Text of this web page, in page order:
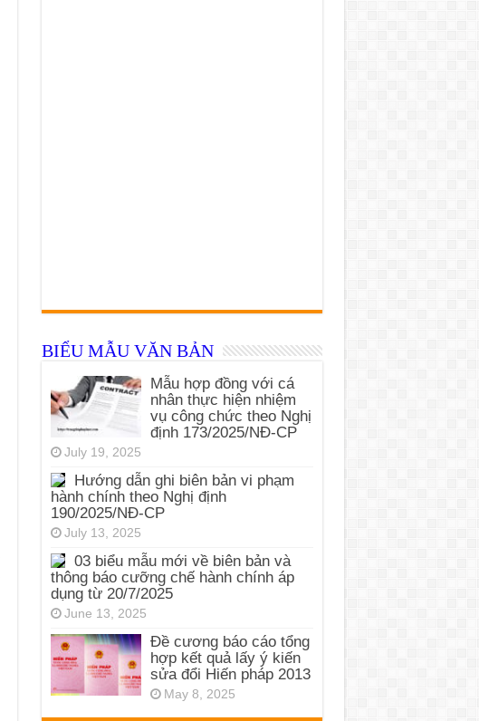
BIỂU MẪU VĂN BẢN
Mẫu hợp đồng với cá
nhân thực hiện nhiệm
vụ công chức theo Nghị
định 173/2025/NĐ-CP
July 19, 2025
Hướng dẫn ghi biên bản vi phạm
hành chính theo Nghị định
190/2025/NĐ-CP
July 13, 2025
03 biểu mẫu mới về biên bản và
thông báo cưỡng chế hành chính áp
dụng từ 20/7/2025
June 13, 2025
Đề cương báo cáo tổng
hợp kết quả lấy ý kiến
sửa đổi Hiến pháp 2013
May 8, 2025